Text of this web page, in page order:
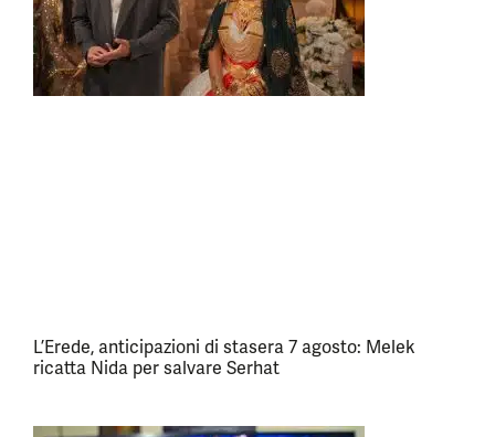
L’Erede, anticipazioni di stasera 7 agosto: Melek
ricatta Nida per salvare Serhat